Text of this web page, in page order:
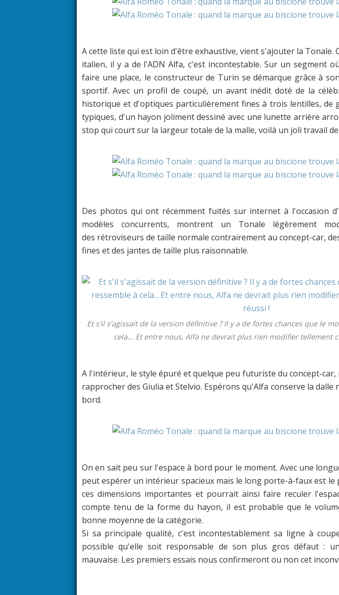
A cette liste qui est loin d'être exhaustive, vient s'ajouter la Tonale.
italien, il y a de l'ADN Alfa, c'est incontestable. Sur un segment
faire une place, le constructeur de Turin se démarque grâce à
sportif. Avec un profil de coupé, un avant inédit doté de la
historique et d'optiques particulièrement fines à trois lentilles, de
typiques, d'un hayon joliment dessiné avec une lunette arrière
stop qui court sur la largeur totale de la malle, voilà un joli travail
Des photos qui ont récemment fuités sur internet à l'occasion
modèles concurrents, montrent un Tonale légèrement
des rétroviseurs de taille normale contrairement au concept-car,
fines et des jantes de taille plus raisonnable.
Et s'il s'agissait de la version définitive ? Il y a de fortes chances que le
cela... Et entre nous, Alfa ne devrait plus rien modifier tellement
A l'intérieur, le style épuré et quelque peu futuriste du concept-car,
rapprocher des Giulia et Stelvio. Espérons qu'Alfa conserve la dalle
bord.
On en sait peu sur l'espace à bord pour le moment. Avec une
peut espérer un intérieur spacieux mais le long porte-à-faux est le
ces dimensions importantes et pourrait ainsi faire reculer
compte tenu de la forme du hayon, il est probable que le
bonne moyenne de la catégorie.
Si sa principale qualité, c'est incontestablement sa ligne à
possible qu'elle soit responsable de son plus gros défaut :
mauvaise. Les premiers essais nous confirmeront ou non cet